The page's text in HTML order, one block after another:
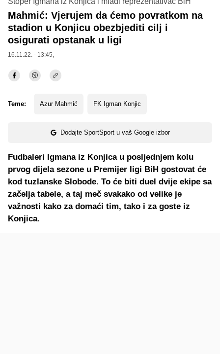
Mahmić: Vjerujem da ćemo povratkom na
stadion u Konjicu obezbjediti cilj i
osigurati opstanak u ligi
16.11.22. - 13:45,
Teme: Azur Mahmić FK Igman Konjic
Dodajte SportSport u vaš Google izbor
Fudbaleri Igmana iz Konjica u posljednjem kolu
prvog dijela sezone u Premijer ligi BiH gostovat će
kod tuzlanske Slobode. To će biti duel dvije ekipe sa
začelja tabele, a taj meč svakako od velike je
važnosti kako za domaći tim, tako i za goste iz
Konjica.